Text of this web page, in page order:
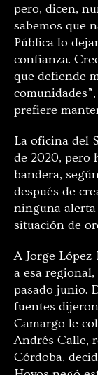
pero, dicen,
sabemos que
Pública lo
confianza.
que defiende
prefiere
La oficina del
de 2020, pero
bandera,
después de
ninguna alerta
situación de
A Jorge
a esa
pasado junio.
fuentes
Camargo le
Andrés Calle,
Córdoba,